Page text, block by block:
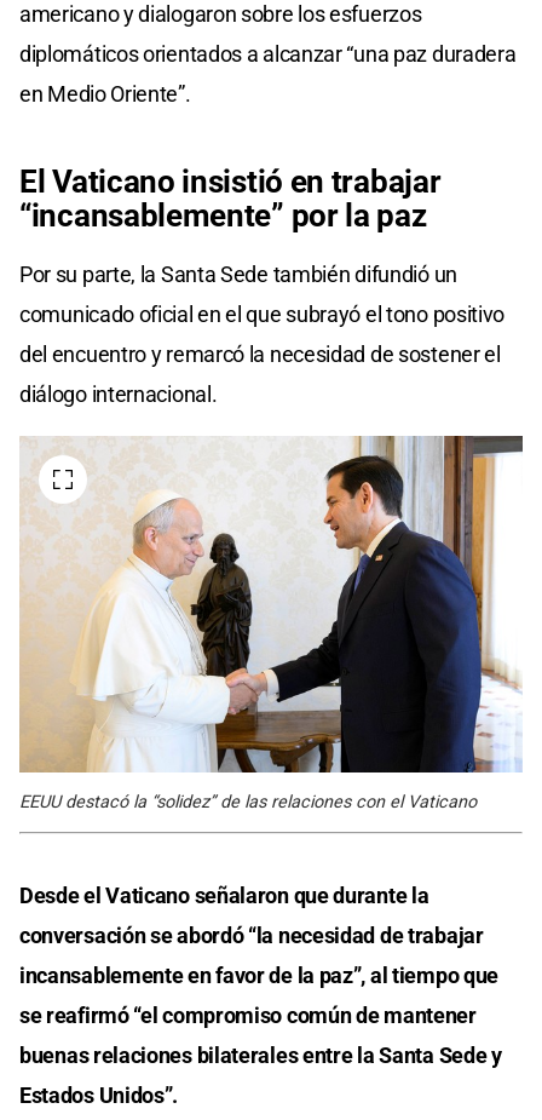
americano y dialogaron sobre los esfuerzos
diplomáticos orientados a alcanzar “una paz duradera
en Medio Oriente”.
El Vaticano insistió en trabajar
“incansablemente” por la paz
Por su parte, la Santa Sede también difundió un
comunicado oficial en el que subrayó el tono positivo
del encuentro y remarcó la necesidad de sostener el
diálogo internacional.
EEUU destacó la “solidez” de las relaciones con el Vaticano
Desde el Vaticano señalaron que durante la
conversación se abordó “la necesidad de trabajar
incansablemente en favor de la paz”, al tiempo que
se reafirmó “el compromiso común de mantener
buenas relaciones bilaterales entre la Santa Sede y
Estados Unidos”.